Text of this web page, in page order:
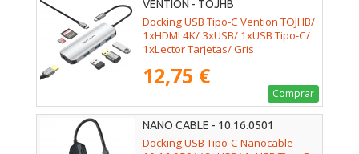
VENTION - TOJHB
Docking USB Tipo-C Vention TOJHB/
1xHDMI 4K/ 3xUSB/ 1xUSB Tipo-C/
1xLector Tarjetas/ Gris
12,75 €
Comprar
NANO CABLE - 10.16.0501
Docking USB Tipo-C Nanocable